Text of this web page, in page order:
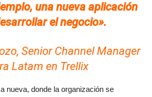
una nueva aplicación
el negocio».
Senior Channel Manager
Latam en Trellix
nueva, donde la organización se